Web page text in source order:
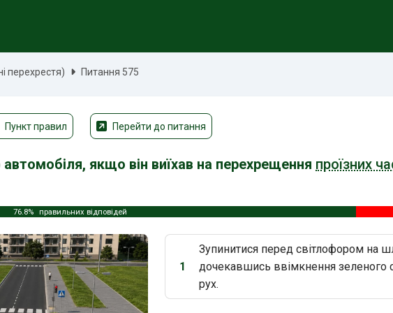
перехрестя) Питання 575
Пункт правил Перейти до питання
автомобіля, якщо він виїхав на перехрещення проїзних
76.8% правильних відповідей
Варіант 1:
1
Зупинитися перед світлофором на
дочекавшись ввімкнення зеленого
рух.